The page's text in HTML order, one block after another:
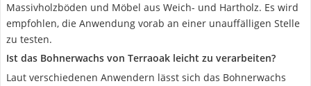
Massivholzböden und Möbel aus Weich- und Hartholz. Es wird
empfohlen, die Anwendung vorab an einer unauffälligen Stelle
zu testen.
Ist das Bohnerwachs von Terraoak leicht zu verarbeiten?
Laut verschiedenen Anwendern lässt sich das Bohnerwachs